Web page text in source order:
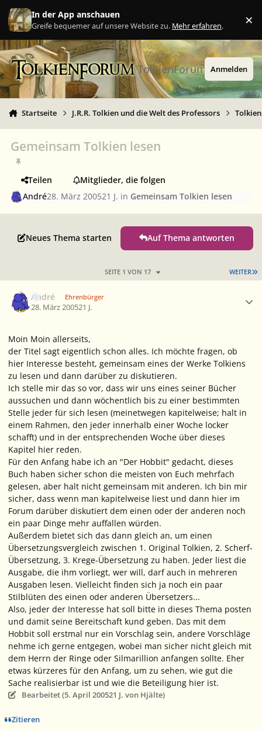
Zu Inhalt springen
In der App anschauen
Greife bequemer auf unsere Website zu. Mehr erfahren. ×
TolkienForum Anmelden
Startseite J.R.R. Tolkien und die Welt des Professors
Gemeinsam Tolkien lesen
Teilen
Mitglieder, die folgen
André28. März 200521 J. in Gemeinsam Tolkien lesen
Neues Thema starten Auf Thema antworten
WEITER
SEITE 1 VON 17
André Ehrenbürger
28. März 200521 J.
Moin Moin allerseits,
der Titel sagt eigentlich schon alles. Ich möchte fragen, ob
hier Interesse besteht, gemeinsam eines der Werke Tolkiens
zu lesen und dann darüber zu diskutieren.
Ich stelle mir das so vor, dass wir uns eines seiner Bücher
aussuchen und dann wöchentlich bis zu einer bestimmten
Stelle jeder für sich lesen (meinetwegen kapitelweise; halt in
einem Rahmen, den jeder innerhalb einer Woche locker
schafft) und in der entsprechenden Woche über dieses
Kapitel hier reden.
Für den Anfang habe ich an "Der Hobbit" gedacht, dieses
Buch haben sicher schon die meisten von Euch mehrfach
gelesen, aber halt nicht gemeinsam mit anderen. Ich bin mir
sicher, dass wenn man kapitelweise liest und dann hier im
Forum darüber diskutiert dem einen oder der anderen noch
ein paar Dinge mehr auffallen würden.
Außerdem bietet sich das dann gleich an, um einen
Übersetzungsvergleich zwischen 1. Original Tolkien, 2. Scherf-
Übersetzung, 3. Krege-Übersetzung zu haben. Jeder liest die
Ausgabe, die ihm vorliegt, wer will, darf auch in mehreren
Ausgaben lesen. Vielleicht finden sich ja noch ein paar
Stilblüten des einen oder anderen Übersetzers...
Also, jeder der Interesse hat soll bitte in dieses Thema posten
und damit seine Bereitschaft kund geben. Das mit dem
Hobbit soll erstmal nur ein Vorschlag sein, andere Vorschläge
nehme ich gerne entgegen, wobei man sicher nicht gleich mit
dem Herrn der Ringe oder Silmarillion anfangen sollte. Eher
etwas kürzeres für den Anfang, um zu sehen, wie gut die
Sache realisierbar ist und wie die Beteiligung hier ist.
Bearbeitet (5. April 200521 J. von Hjälte)
Zitieren